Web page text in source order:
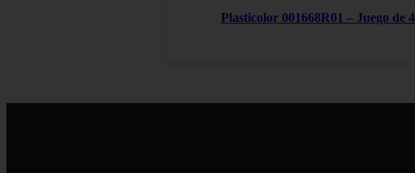
Plasticolor 001668R01 – Juego de